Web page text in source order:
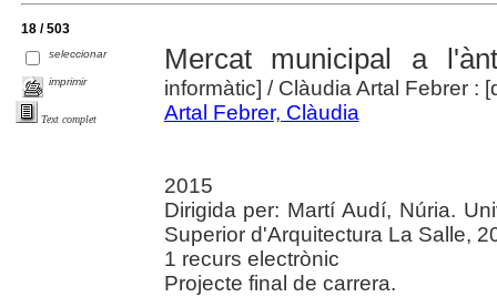
18 / 503
seleccionar
imprimir
Text complet
Mercat municipal a
informàtic] / Clàudia Artal Febrer :
Artal Febrer, Clàudia
2015
Dirigida per: Martí Audí, Núria.
Superior d'Arquitectura La Salle,
1 recurs electrònic
Projecte final de carrera.